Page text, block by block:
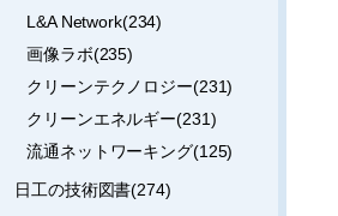
L&A Network(234)
画像ラボ(235)
クリーンテクノロジー(231)
クリーンエネルギー(231)
流通ネットワーキング(125)
日工の技術図書(274)